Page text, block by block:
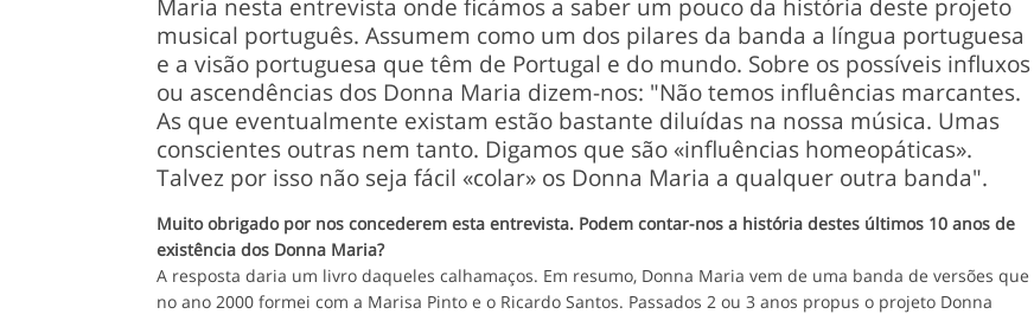
Maria nesta entrevista onde ficámos a saber um pouco da história deste projeto
musical português. Assumem como um dos pilares da banda a língua portuguesa
e a visão portuguesa que têm de Portugal e do mundo. Sobre os possíveis influxos
ou ascendências dos Donna Maria dizem-nos: "Não temos influências marcantes.
As que eventualmente existam estão bastante diluídas na nossa música. Umas
conscientes outras nem tanto. Digamos que são «influências homeopáticas».
Talvez por isso não seja fácil «colar» os Donna Maria a qualquer outra banda".
Muito obrigado por nos concederem esta entrevista. Podem contar-nos a história destes últimos 10 anos de
existência dos Donna Maria?
A resposta daria um livro daqueles calhamaços. Em resumo, Donna Maria vem de uma banda de versões que
no ano 2000 formei com a Marisa Pinto e o Ricardo Santos. Passados 2 ou 3 anos propus o projeto Donna